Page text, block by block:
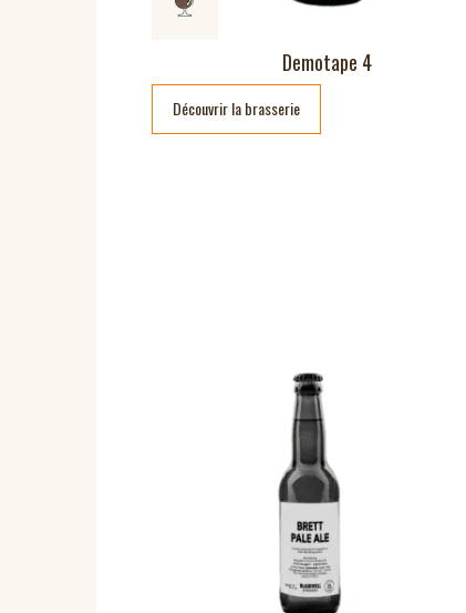
Demotape 4
Découvrir la brasserie